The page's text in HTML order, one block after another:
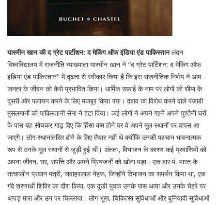
यास्मीन खान की द ग्रेट पार्टीशन: द मेकिंग ऑफ इंडिया एंड पाकिस्तानलंदन
विश्वविद्यालय में राजनीति व्याख्याता यास्मीन खान ने "द ग्रेट पार्टिशन: द मेकिंग ऑफ
इंडिया एंड पाकिस्तान" में दृढ़ता से स्वीकार किया है कि इस राजनीतिक निर्णय ने आम
जनता के जीवन को कैसे प्रभावित किया। धार्मिक सफ़ाई के नाम पर लोगों को सीमा के
दूसरी ओर पलायन करने के लिए मजबूर किया गया। दबाव का विरोध करने वाले पंजाबी
मुसलमानों को पाकिस्तानी सेना ने हटा दिया। कई लोगों ने अपने गहने अपने पुश्तैनी घरों
के पास यह सोचकर गाड़ दिए कि हिंसा कम होने पर वे अपने मूल स्थानों पर वापस आ
जाएंगे। लोग स्थानांतरित होने के लिए तैयार नहीं थे क्योंकि उनकी पहचान भावनात्मक
रूप से उनके मूल स्थानों से जुड़ी हुई थी। अंततः, विभाजन के कारण कई प्रवासियों को
अपना जीवन, घर, संपत्ति और अपने प्रियजनों को खोना पड़ा। एक बार पं. भारत के
तत्कालीन प्रधान मंत्री, जवाहरलाल नेहरू, जिन्होंने विभाजन का समर्थन किया था, एक
गंदे शरणार्थी शिविर का दौरा किया, एक दुखी युवक उनके पास आया और उनके चेहरे पर
थप्पड़ मारा और उन पर चिल्लाया। लोग भूख, चिकित्सा सुविधाओं और बुनियादी सुविधाओं